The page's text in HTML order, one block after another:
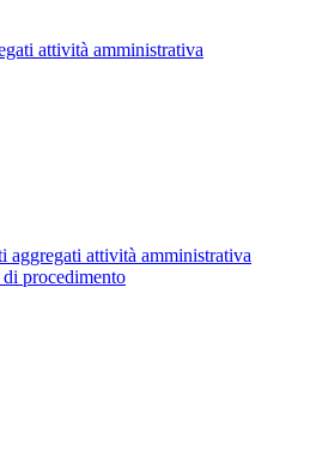
attività amministrativa
aggregati attività amministrativa
procedimento